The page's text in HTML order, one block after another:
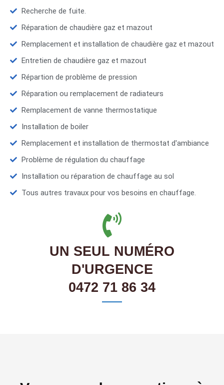
Recherche de fuite.
Réparation de chaudière gaz et mazout
Remplacement et installation de chaudière gaz et mazout
Entretien de chaudière gaz et mazout
Répartion de problème de pression
Réparation ou remplacement de radiateurs
Remplacement de vanne thermostatique
Installation de boiler
Remplacement et installation de thermostat d'ambiance
Problème de régulation du chauffage
Installation ou réparation de chauffage au sol
Tous autres travaux pour vos besoins en chauffage.
UN SEUL NUMÉRO
D'URGENCE
0472 71 86 34